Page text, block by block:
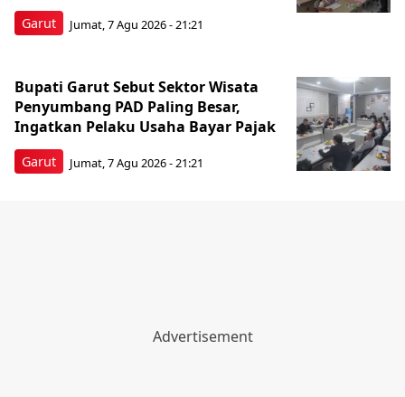
Garut Jumat, 7 Agu 2026 - 21:21
Garut
Bupati Garut Sebut Sektor Wisata
Penyumbang PAD Paling Besar,
Ingatkan Pelaku Usaha Bayar Pajak
Jumat, 7 Agu 2026 - 21:21